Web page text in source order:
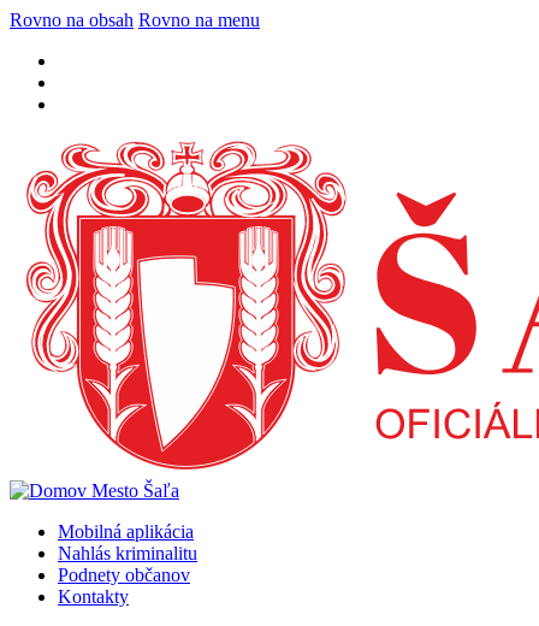
Rovno na obsah Rovno na menu
Mobilná aplikácia
Nahlás kriminalitu
Podnety občanov
Kontakty